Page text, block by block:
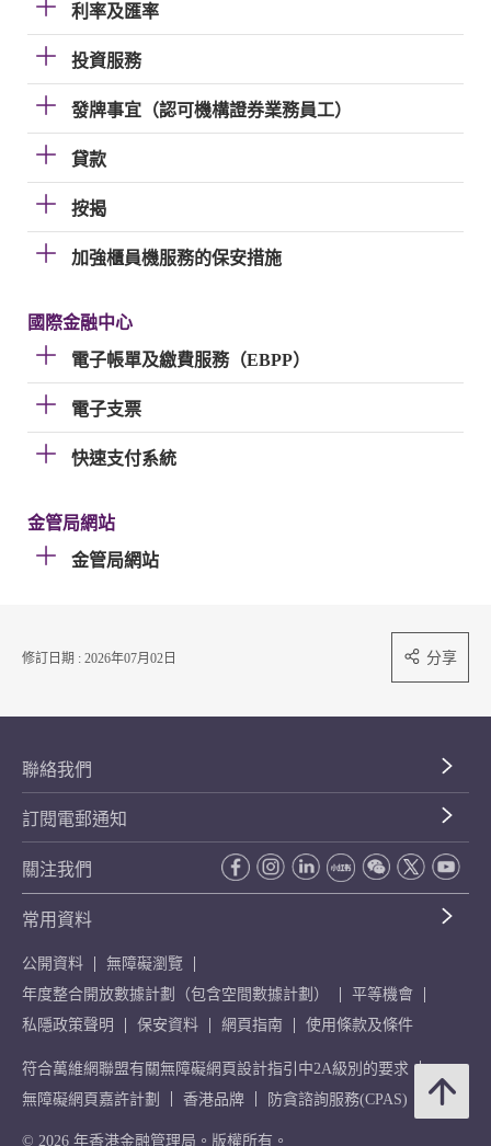
利率及匯率
投資服務
發牌事宜（認可機構證券業務員工）
貸款
按揭
加強櫃員機服務的保安措施
國際金融中心
電子帳單及繳費服務（EBPP）
電子支票
快速支付系統
金管局網站
金管局網站
修訂日期 : 2026年07月02日 分享
聯絡我們
訂閱電郵通知
關注我們
常用資料
公開資料
無障礙瀏覽
年度整合開放數據計劃（包含空間數據計劃）
平等機會
私隱政策聲明
保安資料 網頁指南 使用條款及條件
符合萬維網聯盟有關無障礙網頁設計指引中2A級別的要求
無障礙網頁嘉許計劃
香港品牌 防貪諮詢服務(CPAS)
© 2026 年香港金融管理局。版權所有。